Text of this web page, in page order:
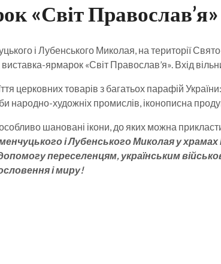
«Світ Православ’я»
і Лубенського Миколая, на території
ярмарок «Світ Православ’я». Вхід
церковних товарів з багатьох парафій
художніх промислів, іконописна
шановані ікони, до яких можна
і Лубенського Миколая у храмах
переселенцям, українським
і миру!